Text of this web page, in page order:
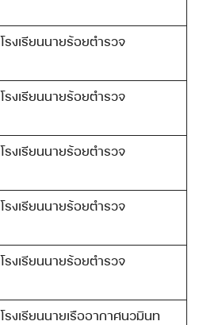
โรงเรียนนายร้อยตำรวจ
โรงเรียนนายร้อยตำรวจ
โรงเรียนนายร้อยตำรวจ
โรงเรียนนายร้อยตำรวจ
โรงเรียนนายร้อยตำรวจ
โรงเรียนนายเรืออากาศนวมินท